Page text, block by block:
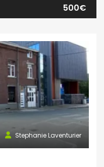
500€
Stephanie Laventurier